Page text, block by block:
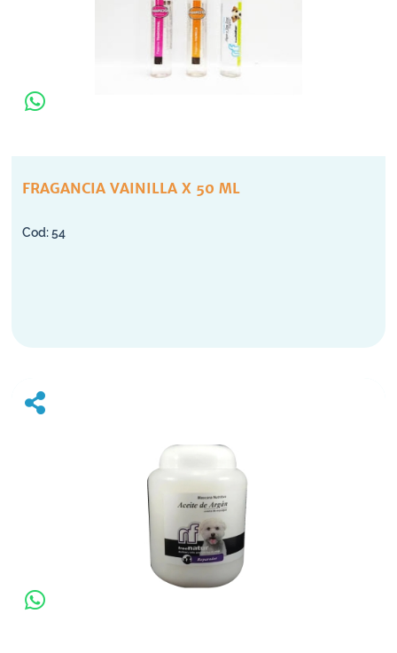
FRAGANCIA VAINILLA X 50 ML
54